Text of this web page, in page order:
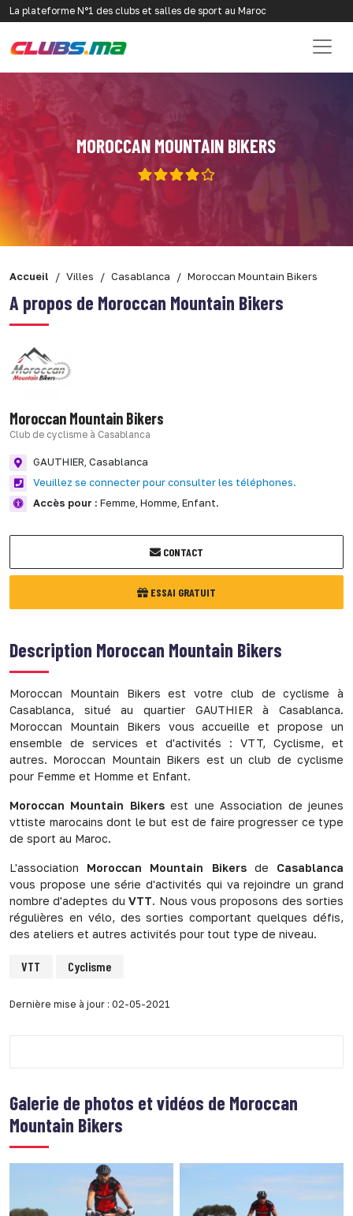
La plateforme N°1 des clubs et salles de sport au Maroc
MOROCCAN MOUNTAIN BIKERS
Accueil Villes Casablanca Moroccan Mountain Bikers
A propos de Moroccan Mountain Bikers
Moroccan Mountain Bikers
Club de cyclisme à Casablanca
GAUTHIER, Casablanca
Veuillez se connecter pour consulter les téléphones.
Accès pour : Femme, Homme, Enfant.
CONTACT
ESSAI GRATUIT
Description Moroccan Mountain Bikers
Moroccan Mountain Bikers est votre club de cyclisme à
Casablanca, situé au quartier GAUTHIER à Casablanca.
Moroccan Mountain Bikers vous accueille et propose un
ensemble de services et d'activités : VTT, Cyclisme, et
autres. Moroccan Mountain Bikers est un club de cyclisme
pour Femme et Homme et Enfant.
Moroccan Mountain Bikersest une Association de jeunes
vttiste marocains dont le but est de faire progresser ce type
de sport au Maroc.
L'association Moroccan Mountain Bikersde Casablanca
vous propose une série d'activités qui va rejoindre un grand
nombre d'adeptes duVTT. Nous vous proposons des sorties
régulières en vélo, des sorties comportant quelques défis,
des ateliers et autres activités pour tout type de niveau.
VTT Cyclisme
Dernière mise à jour : 02-05-2021
Galerie de photos et vidéos de Moroccan
Mountain Bikers